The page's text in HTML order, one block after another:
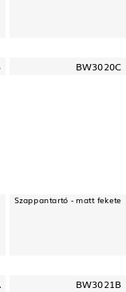
BW3020C
Szappantartó - matt fekete
BW3021B